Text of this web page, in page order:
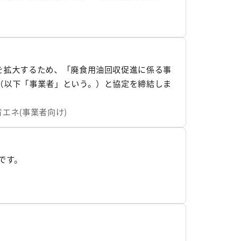
大するため、「廃食用油回収促進に係る事
下「事業者」という。）と協定を締結しま
ネ(事業者向け)
。